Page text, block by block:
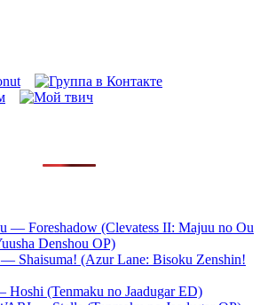
— Foreshadow (Clevatess II: Majuu no Ou
Denshou OP)
— Shaisuma! (Azur Lane: Bisoku Zenshin!
(Tenmaku no Jaadugar ED)